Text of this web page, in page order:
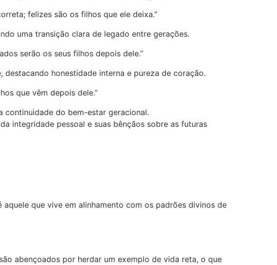
felizes são os filhos que ele deixa.”
uma transição clara de legado entre gerações.
serão os seus filhos depois dele.”
destacando honestidade interna e pureza de coração.
que vêm depois dele.”
continuidade do bem-estar geracional.
integridade pessoal e suas bênçãos sobre as futuras
que vive em alinhamento com os padrões divinos de
abençoados por herdar um exemplo de vida reta, o que